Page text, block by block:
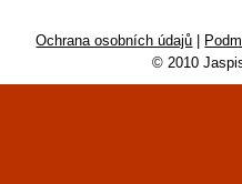
Ochrana osobních údajů
© 2010